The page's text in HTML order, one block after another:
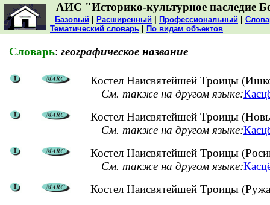
АИС "Историко-культурное наследие
Базовый Расширенный Профессиональный
Тематический словарь
По видам объектов
Словарь: географическое название
Костел Наисвятейшей Троицы
См. также на другом языке:
Костел Наисвятейшей Троицы
См. также на другом языке:
Костел Наисвятейшей Троицы
См. также на другом языке:
Костел Наисвятейшей Троицы